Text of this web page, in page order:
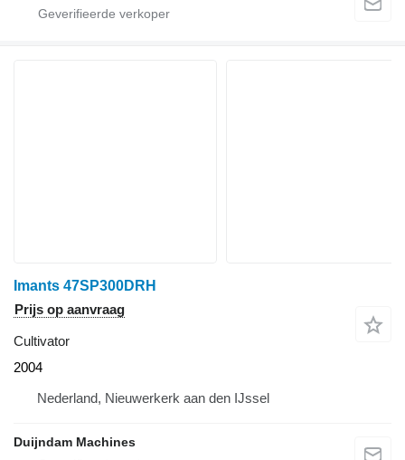
Imants 47SP300DRH
Prijs op aanvraag
Cultivator
2004
Nederland, Nieuwerkerk aan den IJssel
Duijndam Machines